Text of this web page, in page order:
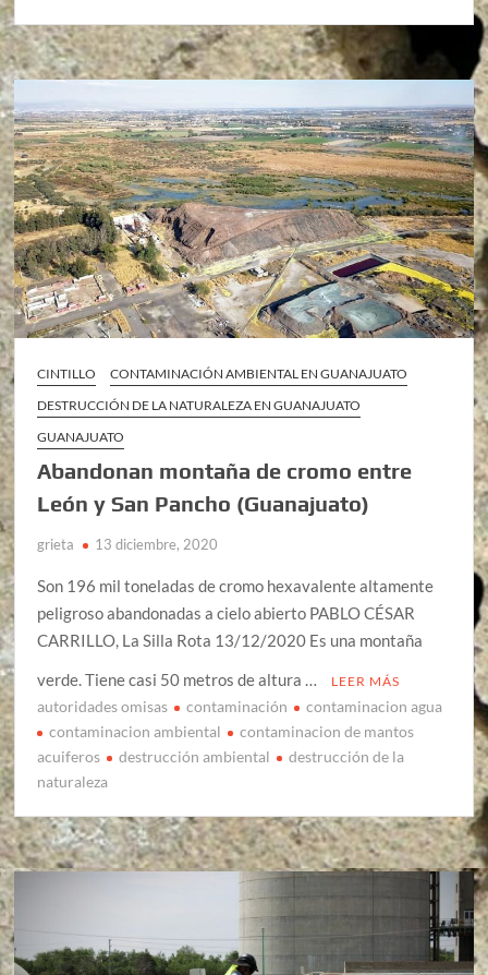
CINTILLO
CONTAMINACIÓN AMBIENTAL EN GUANAJUATO
DESTRUCCIÓN DE LA NATURALEZA EN GUANAJUATO
GUANAJUATO
Abandonan montaña de cromo entre
León y San Pancho (Guanajuato)
grieta 13 diciembre, 2020
Son 196 mil toneladas de cromo hexavalente altamente
peligroso abandonadas a cielo abierto PABLO CÉSAR
CARRILLO, La Silla Rota 13/12/2020 Es una montaña
verde. Tiene casi 50 metros de altura …
LEER MÁS
autoridades omisas contaminación
contaminacion agua
contaminacion ambiental
contaminacion de mantos
acuiferos
destrucción ambiental
destrucción de la
naturaleza